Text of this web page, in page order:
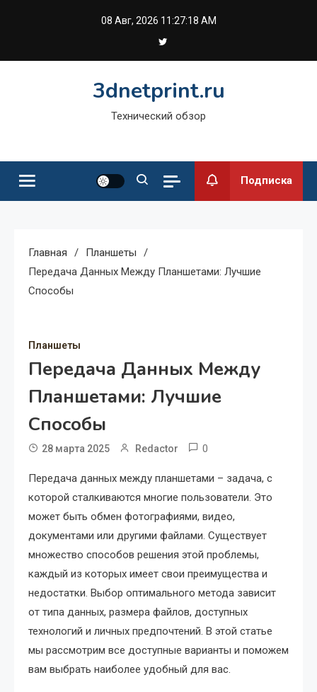
08 Авг, 2026 11:27:19 AM
3dnetprint.ru
Технический обзор
Подписка
Главная
Планшеты
Передача Данных Между Планшетами: Лучшие
Способы
Планшеты
Передача Данных Между
Планшетами: Лучшие
Способы
28 марта 2025 Redactor 0
Передача данных между планшетами – задача, с
которой сталкиваются многие пользователи. Это
может быть обмен фотографиями, видео,
документами или другими файлами. Существует
множество способов решения этой проблемы,
каждый из которых имеет свои преимущества и
недостатки. Выбор оптимального метода зависит
от типа данных, размера файлов, доступных
технологий и личных предпочтений. В этой статье
мы рассмотрим все доступные варианты и поможем
вам выбрать наиболее удобный для вас.